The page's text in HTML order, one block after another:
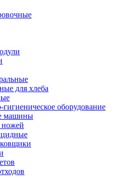
для хлеба
оборудование
машины
ножей